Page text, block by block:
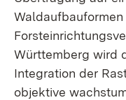
Württemberg wird
Integration der
objektive